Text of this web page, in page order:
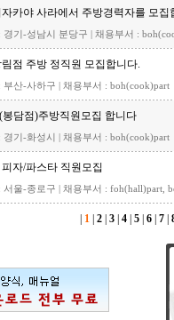
카야 사라에서 주방경력자를 모집
경기-성남시 분당구 | 채용부서 :
점 주방 정직원 모집합니다.
부산-사하구 | 채용부서 : boh(cook)part
봉담점)주방직원모집 합니다
경기-화성시 | 채용부서 : boh(cook)part
자/파스타 직원모집
서울-종로구 | 채용부서 : foh(hall)part,
1| 2| 3| 4| 5| 6| 7|